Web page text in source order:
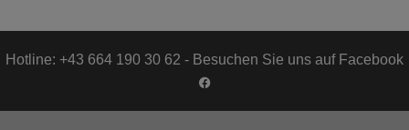
Hotline: +43 664 190 30 62 - Besuchen Sie uns auf Facebook